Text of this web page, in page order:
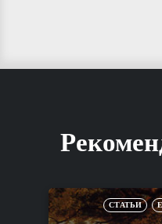
СТАТЬИ